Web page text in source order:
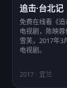
追击·台北记
免费在线看《追
电视剧，陈映
雪芙，2017年3
电视剧。
2017 · 宜兰